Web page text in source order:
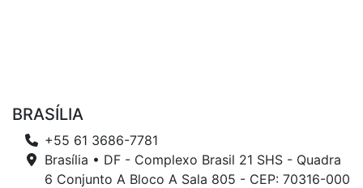
BRASÍLIA
+55 61 3686-7781
Brasília • DF - Complexo Brasil 21 SHS - Quadra
6 Conjunto A Bloco A Sala 805 - CEP: 70316-000